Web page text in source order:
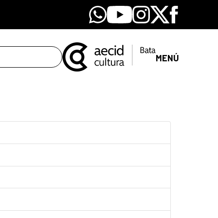
Whatsapp
YoutubeInstagram
X Facebook
MENÚ